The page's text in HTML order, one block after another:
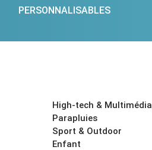
PERSONNALISABLES
High-tech & Multimédia
Parapluies
Sport & Outdoor
Enfant